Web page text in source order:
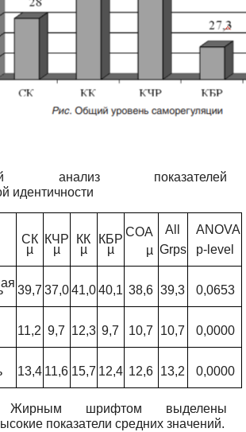
анализ показателей
идентичности
СК
µ
КЧР
µ
КК
µ
КБР
µ
СОА
µ
All
Grps
ANOVA
p-level
39,7 37,041,040,1 38,6 39,3 0,0653
11,2 9,7 12,3 9,7 10,7 10,7 0,0000
13,4 11,6 15,7 12,4 12,6 13,2 0,0000
Жирным шрифтом выделены
показатели средних значений.